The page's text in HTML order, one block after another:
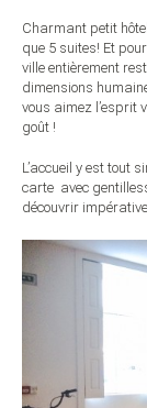
Charmant petit
que 5 suites! Et
ville entièrement
dimensions
vous aimez l’esprit
goût !
L’accueil y est tout
carte avec
découvrir